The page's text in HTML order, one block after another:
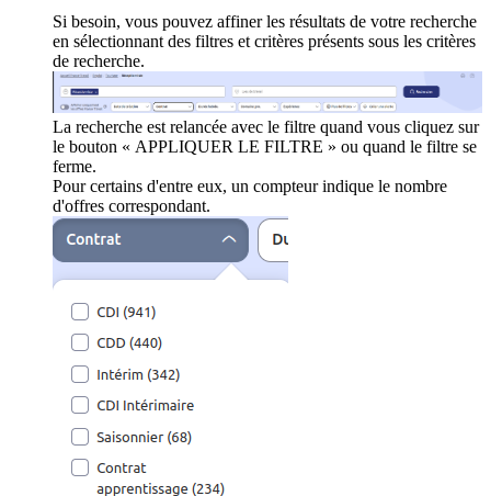
Si besoin, vous pouvez affiner les résultats de votre recherche
en sélectionnant des filtres et critères présents sous les critères
de recherche.
La recherche est relancée avec le filtre quand vous cliquez sur
le bouton « APPLIQUER LE FILTRE » ou quand le filtre se
ferme.
Pour certains d'entre eux, un compteur indique le nombre
d'offres correspondant.